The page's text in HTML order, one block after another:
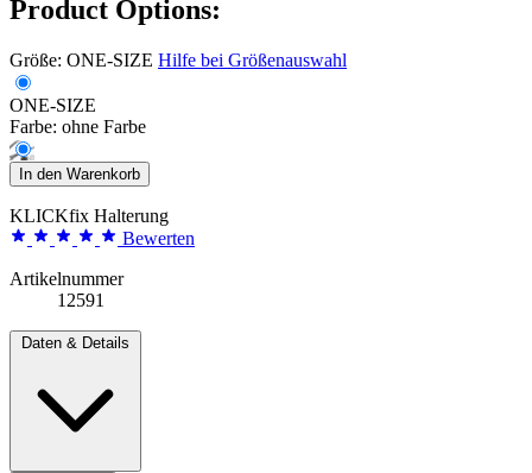
Product Options:
Größe: ONE-SIZE Hilfe bei Größenauswahl
ONE-SIZE
Farbe: ohne Farbe
In den Warenkorb
KLICKfix Halterung
Bewerten
Artikelnummer
12591
Daten & Details